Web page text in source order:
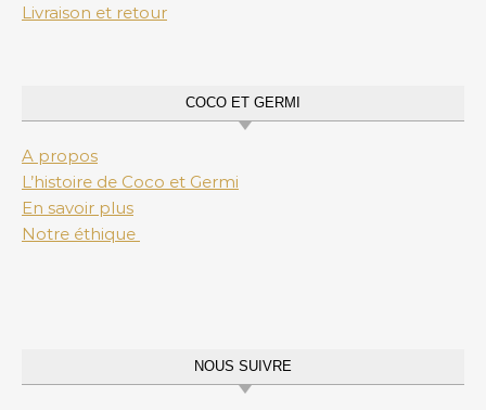
Livraison et retour
COCO ET GERMI
A propos
L’histoire de Coco et Germi
En savoir plus
Notre éthique
NOUS SUIVRE